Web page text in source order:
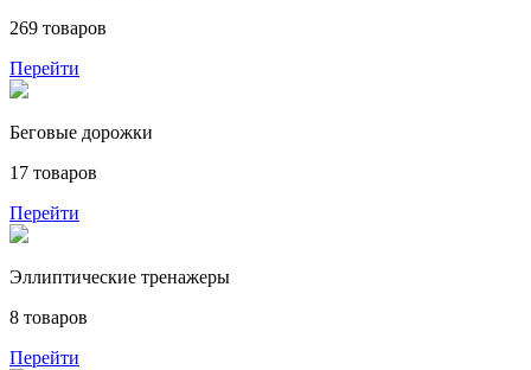
269 товаров
Перейти
Беговые дорожки
17 товаров
Перейти
Эллиптические тренажеры
8 товаров
Перейти